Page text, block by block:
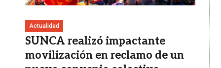
Actualidad
SUNCA realizó impactante
movilización en reclamo de un